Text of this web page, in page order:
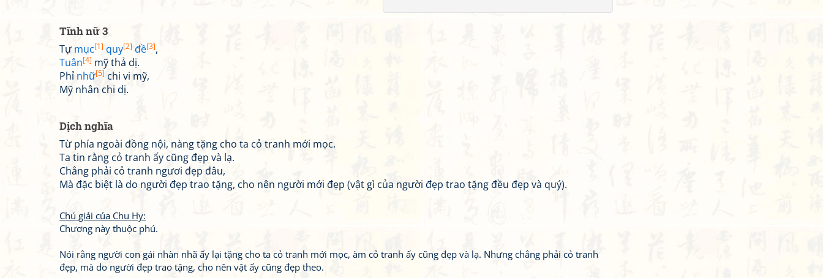
Tĩnh nữ 3
Tự mục[1] quy[2] đề[3],
Tuân[4] mỹ thả dị.
Phỉ nhữ[5] chi vi mỹ,
Mỹ nhân chi dị.
Dịch nghĩa
Từ phía ngoài đồng nội, nàng tặng cho ta cỏ tranh mới mọc.
Ta tin rằng cỏ tranh ấy cũng đẹp và lạ.
Chẳng phải cỏ tranh ngươi đẹp đâu,
Mà đặc biệt là do người đẹp trao tặng, cho nên người mới đẹp (vật gì của người đẹp trao tặng đều đẹp và quý).
Chú giải của Chu Hy:
Chương này thuộc phú.
Nói rằng người con gái nhàn nhã ấy lại tặng cho ta cỏ tranh mới mọc, àm cỏ tranh ấy cũng đẹp và lạ. Nhưng chẳng phải cỏ tranh
đẹp, mà do người đẹp trao tặng, cho nên vật ấy cũng đẹp theo.